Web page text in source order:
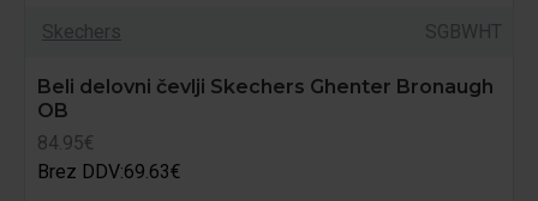
Skechers SGBWHT
Beli delovni čevlji Skechers Ghenter Bronaugh
OB
84.95€
Brez DDV:69.63€